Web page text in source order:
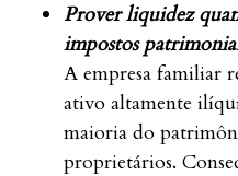
Prover liquidez
impostos
A empresa familiar
ativo altamente
maioria do
proprietários.